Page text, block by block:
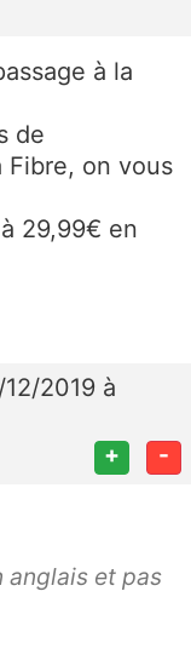
à la
de
Fibre, on vous
29,99€ en
2019 à
+ -
anglais et pas